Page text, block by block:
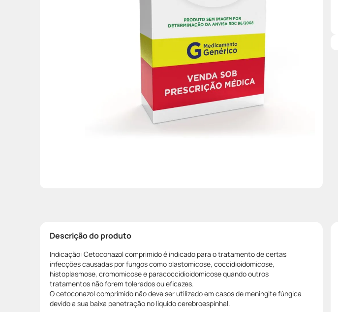
Descrição do produto
Indicação: Cetoconazol comprimido é indicado para o tratamento de certas
infecções causadas por fungos como blastomicose, coccidioidomicose,
histoplasmose, cromomicose e paracoccidioidomicose quando outros
tratamentos não forem tolerados ou eficazes.
O cetoconazol comprimido não deve ser utilizado em casos de meningite fúngica
devido a sua baixa penetração no líquido cerebroespinhal.